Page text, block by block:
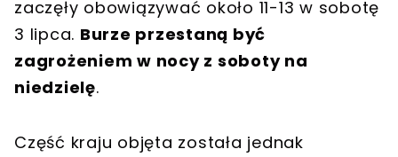
zaczęły obowiązywać około 11-13 w sobotę
3 lipca. Burze przestaną być
zagrożeniem w nocy z soboty na
niedzielę.
Część kraju objęta została jednak